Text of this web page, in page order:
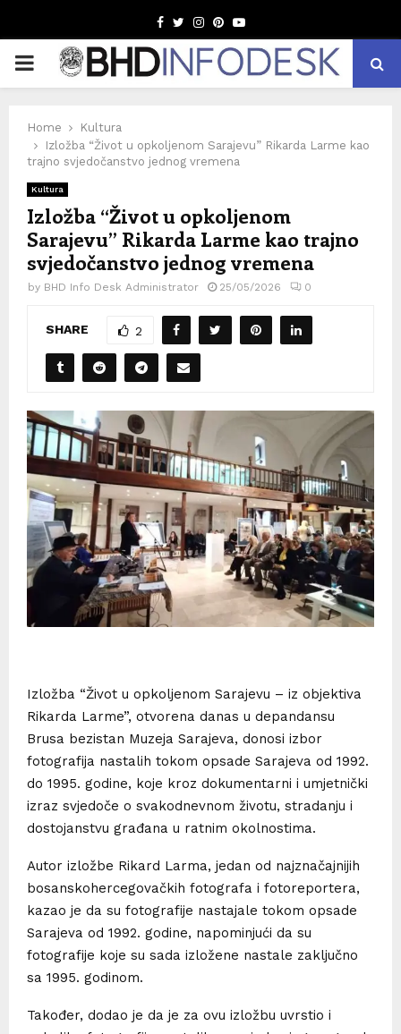
Facebook
TwitterInstagram
Pinterest
Youtube
PRIMARY
Home
Kultura
Izložba “Život u opkoljenom Sarajevu” Rikarda Larme kao
trajno svjedočanstvo jednog vremena
Kultura
Izložba “Život u opkoljenom
Sarajevu” Rikarda Larme kao trajno
svjedočanstvo jednog vremena
by BHD Info Desk Administrator 25/05/2026 0
SHARE 2
Izložba “Život u opkoljenom Sarajevu – iz objektiva
Rikarda Larme”, otvorena danas u depandansu
Brusa bezistan Muzeja Sarajeva, donosi izbor
fotografija nastalih tokom opsade Sarajeva od 1992.
do 1995. godine, koje kroz dokumentarni i umjetnički
izraz svjedoče o svakodnevnom životu, stradanju i
dostojanstvu građana u ratnim okolnostima.
Autor izložbe Rikard Larma, jedan od najznačajnijih
bosanskohercegovačkih fotografa i fotoreportera,
kazao je da su fotografije nastajale tokom opsade
Sarajeva od 1992. godine, napominjući da su
fotografije koje su sada izložene nastale zaključno
sa 1995. godinom.
Također, dodao je da je za ovu izložbu uvrstio i